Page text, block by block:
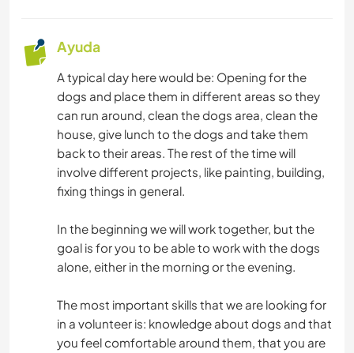
Ayuda
A typical day here would be: Opening for the
dogs and place them in different areas so they
can run around, clean the dogs area, clean the
house, give lunch to the dogs and take them
back to their areas. The rest of the time will
involve different projects, like painting, building,
fixing things in general.
In the beginning we will work together, but the
goal is for you to be able to work with the dogs
alone, either in the morning or the evening.
The most important skills that we are looking for
in a volunteer is: knowledge about dogs and that
you feel comfortable around them, that you are